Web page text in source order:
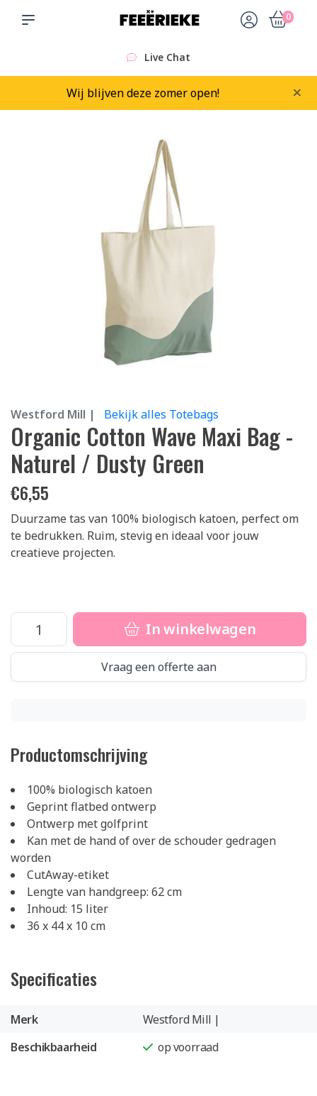
0
Live Chat
Wij blijven deze zomer open! ×
Westford Mill | Bekijk alles Totebags
Organic Cotton Wave Maxi Bag -
Naturel / Dusty Green
€6,55
Duurzame tas van 100% biologisch katoen, perfect om
te bedrukken. Ruim, stevig en ideaal voor jouw
creatieve projecten.
In winkelwagen
Vraag een offerte aan
Productomschrijving
100% biologisch katoen
Geprint flatbed ontwerp
Ontwerp met golfprint
Kan met de hand of over de schouder gedragen
worden
CutAway-etiket
Lengte van handgreep: 62 cm
Inhoud: 15 liter
36 x 44 x 10 cm
Specificaties
Merk
Westford Mill |
Beschikbaarheid
op voorraad